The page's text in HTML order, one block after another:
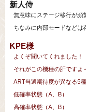
新人侍
無意味にステージ移行が頻
ちなみに内部モードなどは
KPE様
よくぞ聞いてくれました！
それがこの機種の肝ですよ
ART当選期待度が異なる5
低確率状態（A、B）
高確率状態（A、B）